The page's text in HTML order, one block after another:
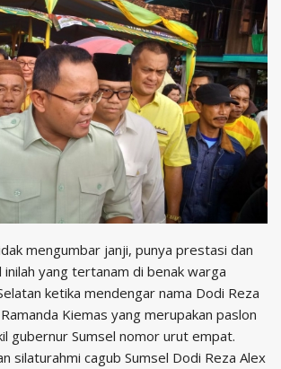
mengumbar janji, punya prestasi dan
yang tertanam di benak warga
ketika mendengar nama Dodi Reza
Kiemas yang merupakan paslon
gubernur Sumsel nomor urut empat.
silaturahmi cagub Sumsel Dodi Reza Alex